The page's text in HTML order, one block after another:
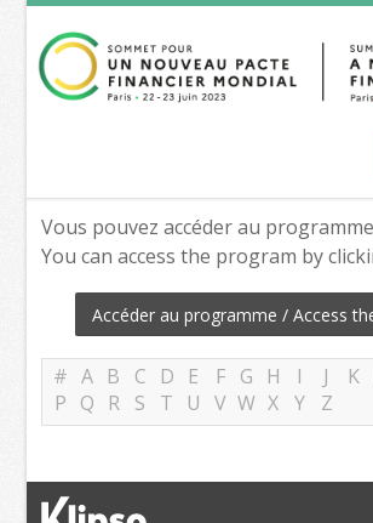
Vous pouvez accéder au
You can access the program by
Accéder au programme / Access
# A B C D E F G H I J K
P Q R S T U V W X Y Z